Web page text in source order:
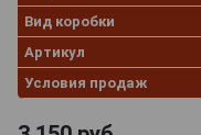
Вид коробки
Артикул
Условия продаж